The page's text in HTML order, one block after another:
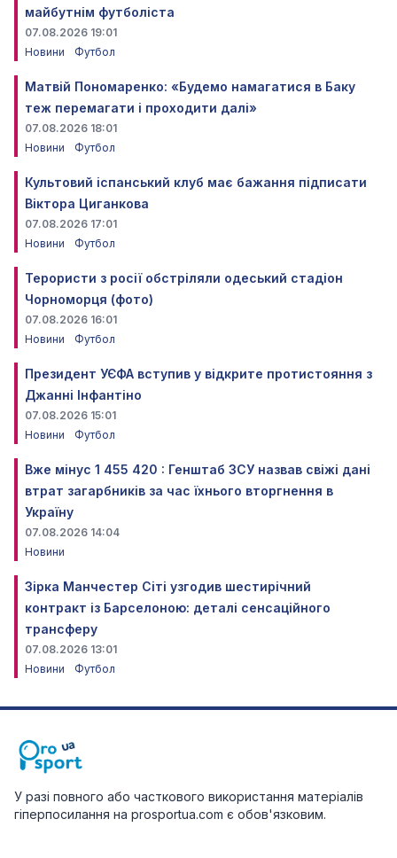
майбутнім футболіста
07.08.2026 19:01
Новини
Футбол
Матвій Пономаренко: «Будемо намагатися в Баку
теж перемагати і проходити далі»
07.08.2026 18:01
Новини
Футбол
Культовий іспанський клуб має бажання підписати
Віктора Циганкова
07.08.2026 17:01
Новини
Футбол
Терористи з росії обстріляли одеський стадіон
Чорноморця (фото)
07.08.2026 16:01
Новини
Футбол
Президент УЄФА вступив у відкрите протистояння з
Джанні Інфантіно
07.08.2026 15:01
Новини
Футбол
Вже мінус 1 455 420 : Генштаб ЗСУ назвав свіжі дані
втрат загарбників за час їхнього вторгнення в
Україну
07.08.2026 14:04
Новини
Зірка Манчестер Сіті узгодив шестирічний
контракт із Барселоною: деталі сенсаційного
трансферу
07.08.2026 13:01
Новини
Футбол
У разі повного або часткового використання матеріалів
гіперпосилання на prosportua.com є обов'язковим.